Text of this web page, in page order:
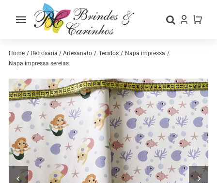
Toggle
Home
Loja
Categorias
Contactos
Home Retrosaria / Artesanato Tecidos
Napa impressa
Napa impressa sereias